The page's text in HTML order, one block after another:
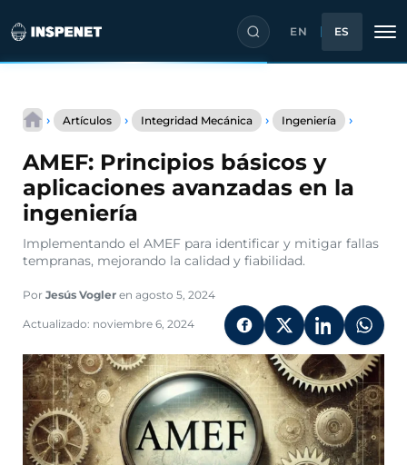
contenido
EN ES
› Artículos › Integridad Mecánica › Ingeniería ›
AMEF: Principios básicos y
aplicaciones avanzadas en la
ingeniería
Implementando el AMEF para identificar y mitigar fallas
tempranas, mejorando la calidad y fiabilidad.
Por Jesús Vogler en agosto 5, 2024
Actualizado: noviembre 6, 2024